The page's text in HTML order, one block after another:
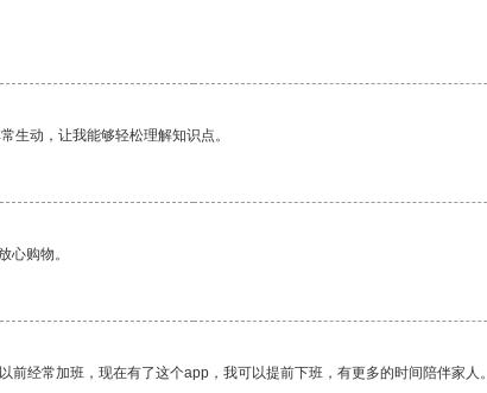
生动，让我能够轻松理解知识点。
心购物。
经常加班，现在有了这个app，我可以提前下班，有更多的时间陪伴家人。